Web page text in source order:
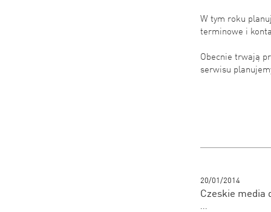
W tym roku
terminowe i
Obecnie trwają
serwisu
20/01/2014
Czeskie media
...